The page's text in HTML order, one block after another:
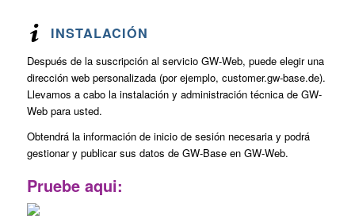
INSTALACIÓN
Después de la suscripción al servicio GW-Web, puede elegir una
dirección web personalizada (por ejemplo, customer.gw-base.de).
Llevamos a cabo la instalación y administración técnica de GW-
Web para usted.
Obtendrá la información de inicio de sesión necesaria y podrá
gestionar y publicar sus datos de GW-Base en GW-Web.
Pruebe aqui: